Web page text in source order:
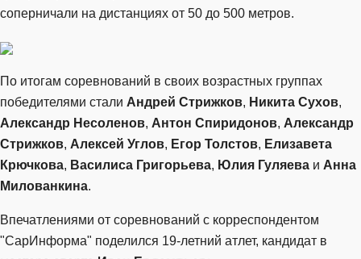
соперничали на дистанциях от 50 до 500 метров.
По итогам соревнований в своих возрастных группах
победителями стали Андрей Стрижков, Никита Сухов,
Александр Несоленов, Антон Спиридонов, Александр
Стрижков, Алексей Углов, Егор Толстов, Елизавета
Крючкова, Василиса Григорьева, Юлия Гуляева и Анна
Милованкина.
Впечатлениями от соревнований с корреспондентом
"СарИнформа" поделился 19-летний атлет, кандидат в